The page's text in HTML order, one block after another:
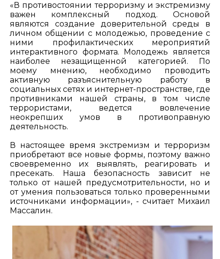
«В противостоянии терроризму и экстремизму
важен комплексный подход. Основой
являются создание доверительной среды в
личном общении с молодежью, проведение с
ними профилактических мероприятий
интерактивного формата. Молодежь является
наиболее незащищенной категорией. По
моему мнению, необходимо проводить
активную разъяснительную работу в
социальных сетях и интернет-пространстве, где
противниками нашей страны, в том числе
террористами, ведется вовлечение
неокрепших умов в противоправную
деятельность.
В настоящее время экстремизм и терроризм
приобретают все новые формы, поэтому важно
своевременно их выявлять, реагировать и
пресекать. Наша безопасность зависит не
только от нашей предусмотрительности, но и
от умения пользоваться только проверенными
источниками информации», - считает Михаил
Массалин.